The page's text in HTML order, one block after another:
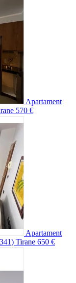
Apartament
570 €
Apartament
Tirane 650 €